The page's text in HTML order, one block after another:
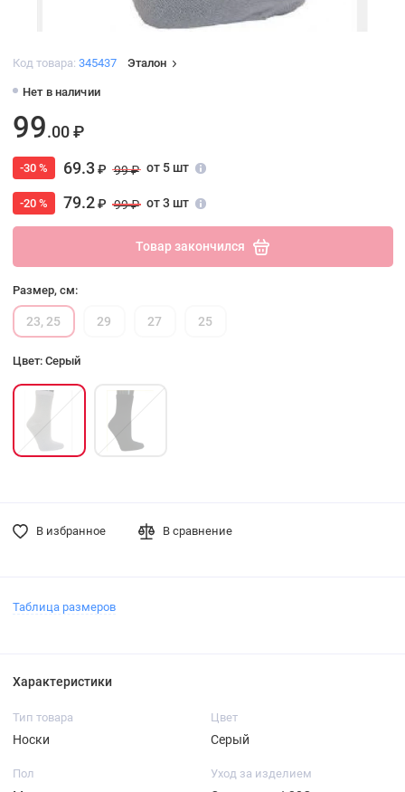
Код товара: 345437 Эталон
Нет в наличии
99.00 ₽
-30 % 69.3₽ 99 ₽ от 5 шт
-20 % 79.2₽ 99 ₽ от 3 шт
Товар закончился
Размер, см:
23, 25 29 27 25
Цвет: Серый
В избранное В сравнение
Таблица размеров
Характеристики
Тип товара
Носки
Цвет
Серый
Пол Уход за изделием